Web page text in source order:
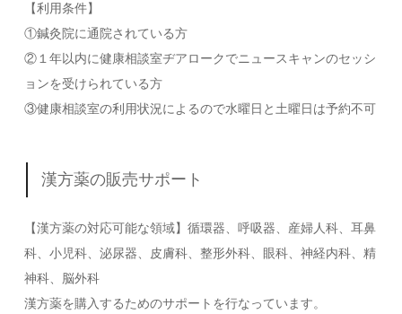
【利用条件】
①鍼灸院に通院されている方
②１年以内に健康相談室ヂアロークでニュースキャンのセッシ
ョンを受けられている方
③健康相談室の利用状況によるので水曜日と土曜日は予約不可
漢方薬の販売サポート
【漢方薬の対応可能な領域】循環器、呼吸器、産婦人科、耳鼻
科、小児科、泌尿器、皮膚科、整形外科、眼科、神経内科、精
神科、脳外科
漢方薬を購入するためのサポートを行なっています。